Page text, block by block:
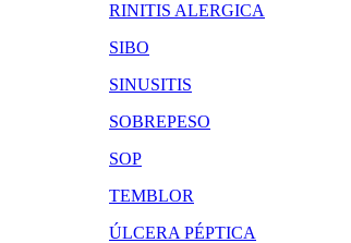
RINITIS ALERGICA
SIBO
SINUSITIS
SOBREPESO
SOP
TEMBLOR
ÚLCERA PÉPTICA